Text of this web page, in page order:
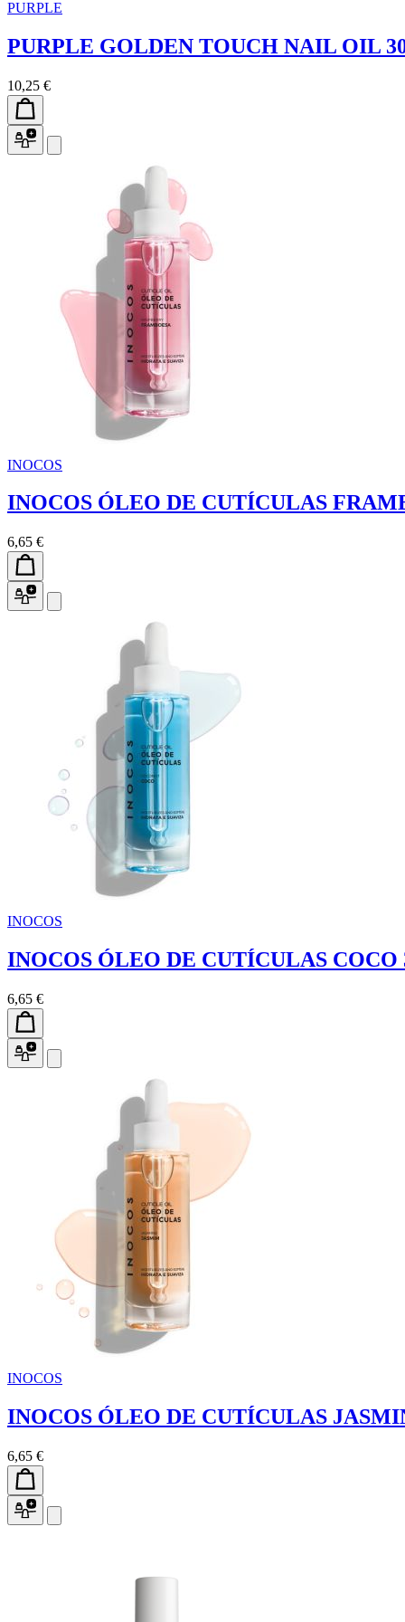
PURPLE
PURPLE GOLDEN TOUCH NAIL OIL
10,25 €
INOCOS
INOCOS ÓLEO DE CUTÍCULAS
6,65 €
INOCOS
INOCOS ÓLEO DE CUTÍCULAS COCO
6,65 €
INOCOS
INOCOS ÓLEO DE CUTÍCULAS
6,65 €